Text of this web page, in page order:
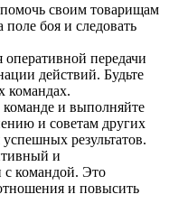
своим товарищам
поле боя и следовать
оперативной передачи
действий. Будьте
командах.
и выполняйте
и советам других
результатов.
и
командой. Это
и повысить